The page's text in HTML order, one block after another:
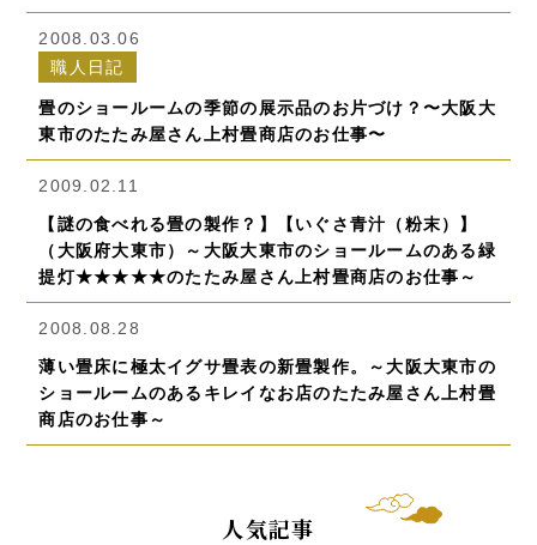
2008.03.06
職人日記
畳のショールームの季節の展示品のお片づけ？〜大阪大
東市のたたみ屋さん上村畳商店のお仕事〜
2009.02.11
【謎の食べれる畳の製作？】【いぐさ青汁（粉末）】
（大阪府大東市）～大阪大東市のショールームのある緑
提灯★★★★★のたたみ屋さん上村畳商店のお仕事～
2008.08.28
薄い畳床に極太イグサ畳表の新畳製作。～大阪大東市の
ショールームのあるキレイなお店のたたみ屋さん上村畳
商店のお仕事～
人気記事